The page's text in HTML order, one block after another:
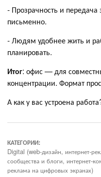
- Прозрачность и
письменно.
- Людям удобнее жить и
планировать.
Итог: офис — для
концентрации. Формат
А как у вас устроена
КАТЕГОРИИ:
Digital (web-дизайн, интернет-
сообщества и блоги, интернет-
реклама на цифровых экранах)